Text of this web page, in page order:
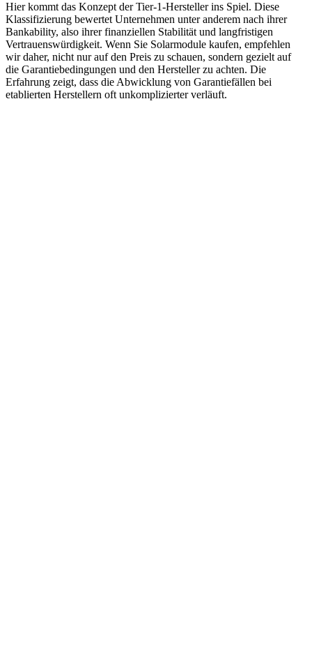
Hier kommt das Konzept der Tier-1-Hersteller ins Spiel. Diese
Klassifizierung bewertet Unternehmen unter anderem nach ihrer
Bankability, also ihrer finanziellen Stabilität und langfristigen
Vertrauenswürdigkeit. Wenn Sie Solarmodule kaufen, empfehlen
wir daher, nicht nur auf den Preis zu schauen, sondern gezielt auf
die Garantiebedingungen und den Hersteller zu achten. Die
Erfahrung zeigt, dass die Abwicklung von Garantiefällen bei
etablierten Herstellern oft unkomplizierter verläuft.